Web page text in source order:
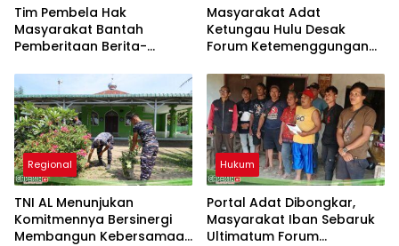
Tim Pembela Hak
Masyarakat Bantah
Pemberitaan Berita-
Tidak Sesuai Fakta dan
Akan Tempuh Jalur Dewan
Pers
Masyarakat Adat
Ketungau Hulu Desak
Forum Ketemenggungan
Dugaan Pembongkaran
Portal Adat
Regional
TNI AL Menunjukan
Komitmennya Bersinergi
Membangun Kebersamaan
Hukum
Portal Adat Dibongkar,
Masyarakat Iban Sebaruk
Ultimatum Forum